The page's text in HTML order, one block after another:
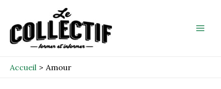
contenu
Accueil Amour
pagination